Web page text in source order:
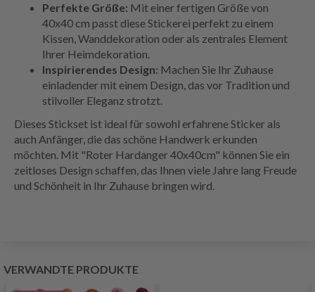
Perfekte Größe: Mit einer fertigen Größe von
40x40 cm passt diese Stickerei perfekt zu einem
Kissen, Wanddekoration oder als zentrales Element
Ihrer Heimdekoration.
Inspirierendes Design: Machen Sie Ihr Zuhause
einladender mit einem Design, das vor Tradition und
stilvoller Eleganz strotzt.
Dieses Stickset ist ideal für sowohl erfahrene Sticker als
auch Anfänger, die das schöne Handwerk erkunden
möchten. Mit "Roter Hardanger 40x40cm" können Sie ein
zeitloses Design schaffen, das Ihnen viele Jahre lang Freude
und Schönheit in Ihr Zuhause bringen wird.
VERWANDTE PRODUKTE